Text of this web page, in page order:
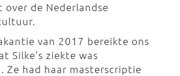
over de Nederlandse
van 2017 bereikte ons
Silke’s ziekte was
Ze had haar masterscriptie